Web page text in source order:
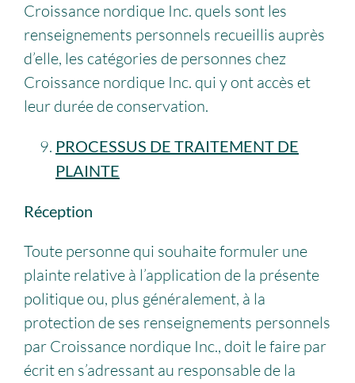
Croissance nordique Inc. quels sont les
renseignements personnels recueillis auprès
d’elle, les catégories de personnes chez
Croissance nordique Inc. qui y ont accès et
leur durée de conservation.
PROCESSUS DE TRAITEMENT DE
PLAINTE
Réception
Toute personne qui souhaite formuler une
plainte relative à l’application de la présente
politique ou, plus généralement, à la
protection de ses renseignements personnels
par Croissance nordique Inc., doit le faire par
écrit en s’adressant au responsable de la